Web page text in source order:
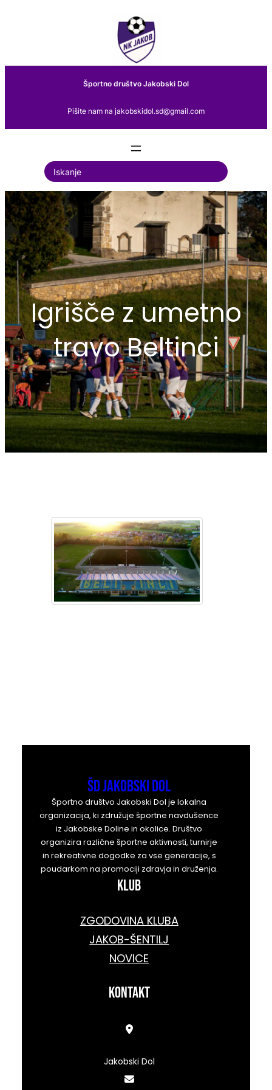
Športno društvo Jakobski Dol
Pišite nam na jakobskidol.sd@gmail.com
S
e
a
r
c
h
Igrišče z umetno
travo Beltinci
ŠD Jakobski Dol
Športno društvo Jakobski Dol je lokalna
organizacija, ki združuje športne navdušence
iz Jakobske Doline in okolice. Društvo
organizira različne športne aktivnosti, turnirje
in rekreativne dogodke za vse generacije, s
poudarkom na promociji zdravja in druženja.
KLUB
ZGODOVINA KLUBA
JAKOB-ŠENTILJ
NOVICE
kontakt
Jakobski Dol